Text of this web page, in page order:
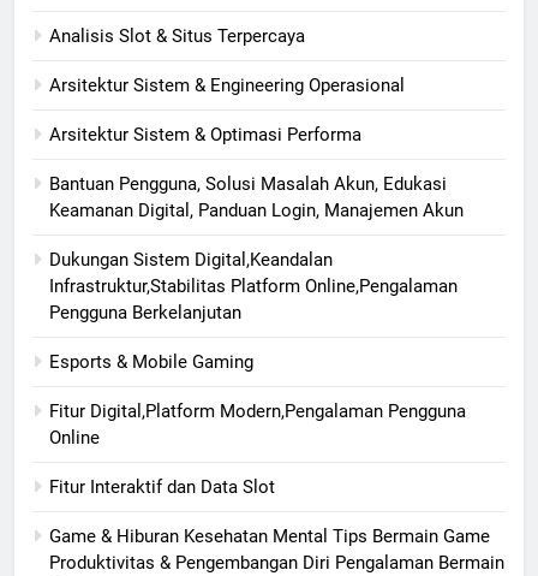
Analisis Slot & Situs Terpercaya
Arsitektur Sistem & Engineering Operasional
Arsitektur Sistem & Optimasi Performa
Bantuan Pengguna, Solusi Masalah Akun, Edukasi
Keamanan Digital, Panduan Login, Manajemen Akun
Dukungan Sistem Digital,Keandalan
Infrastruktur,Stabilitas Platform Online,Pengalaman
Pengguna Berkelanjutan
Esports & Mobile Gaming
Fitur Digital,Platform Modern,Pengalaman Pengguna
Online
Fitur Interaktif dan Data Slot
Game & Hiburan Kesehatan Mental Tips Bermain Game
Produktivitas & Pengembangan Diri Pengalaman Bermain